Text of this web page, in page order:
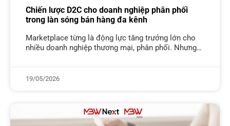
Chiến lược D2C cho doanh nghiệp phân phối
trong làn sóng bán hàng đa kênh
Marketplace từng là động lực tăng trưởng lớn cho
nhiều doanh nghiệp thương mại, phân phối. Nhưng
19/05/2026